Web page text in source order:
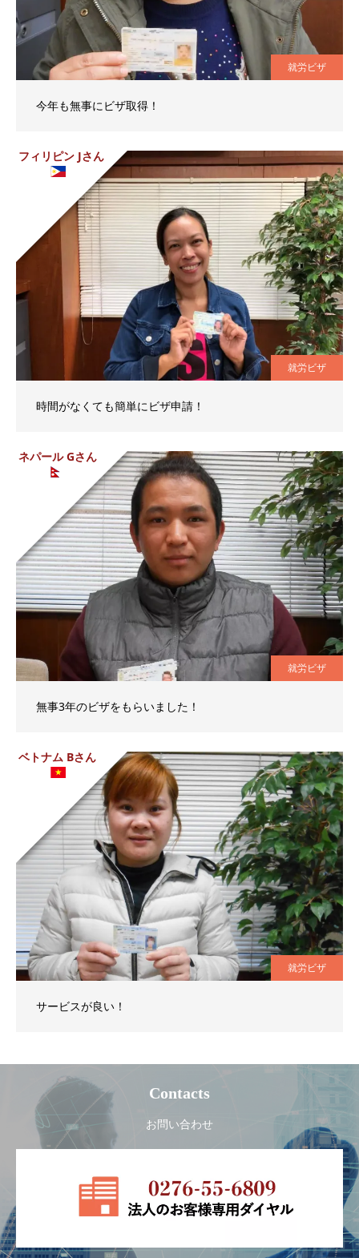
就労ビザ
今年も無事にビザ取得！
フィリピン Jさん
就労ビザ
時間がなくても簡単にビザ申請！
ネパール Gさん
就労ビザ
無事3年のビザをもらいました！
ベトナム Bさん
就労ビザ
サービスが良い！
Contacts
お問い合わせ